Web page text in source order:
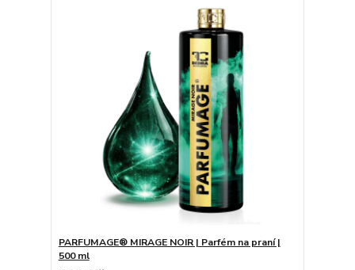
PARFUMAGE® MIRAGE NOIR | Parfém na praní |
500 ml